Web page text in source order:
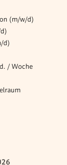
(m/w/d)
d)
/ Woche